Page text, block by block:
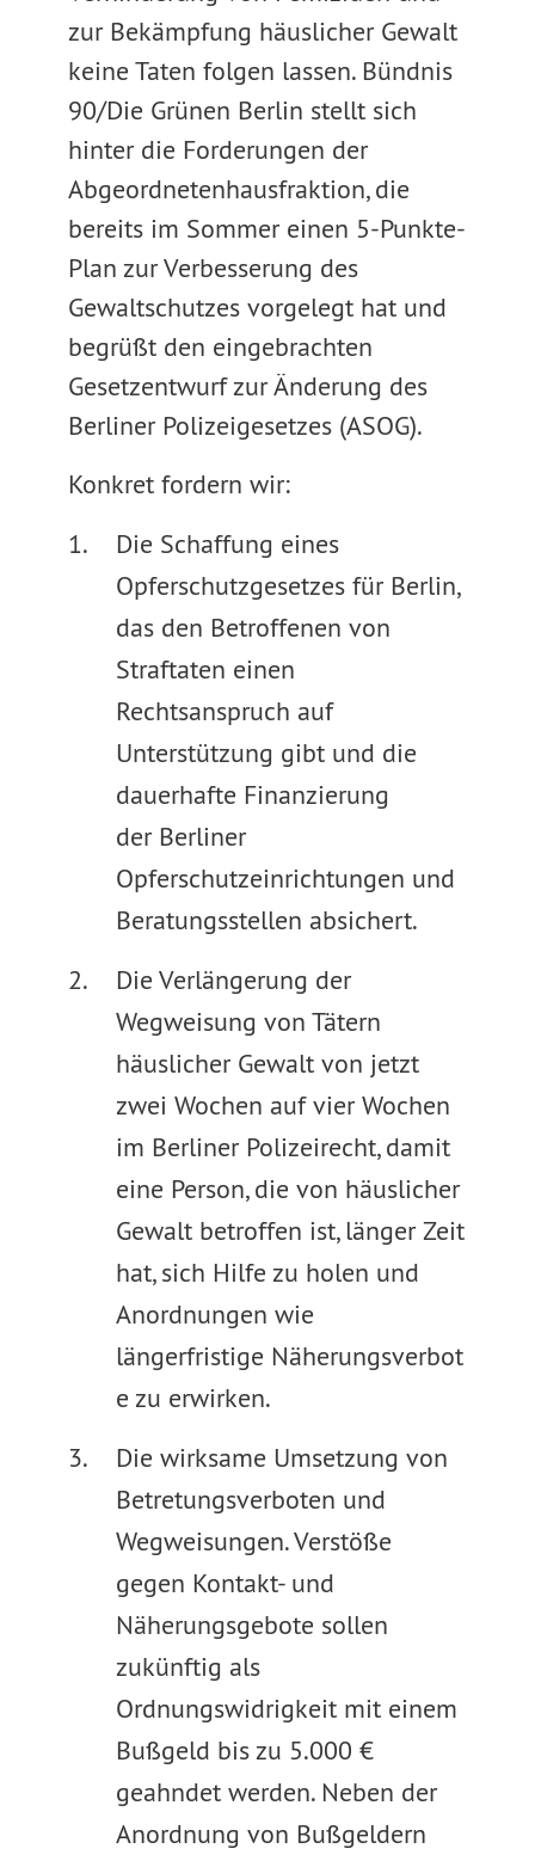
zur Bekämpfung häuslicher Gewalt
keine Taten folgen lassen. Bündnis
90/Die Grünen Berlin stellt sich
hinter die Forderungen der
Abgeordnetenhausfraktion, die
bereits im Sommer einen 5-Punkte-
Plan zur Verbesserung des
Gewaltschutzes vorgelegt hat und
begrüßt den eingebrachten
Gesetzentwurf zur Änderung des
Berliner Polizeigesetzes (ASOG).
Konkret fordern wir:
Die Schaffung eines
Opferschutzgesetzes für Berlin,
das den Betroffenen von
Straftaten einen
Rechtsanspruch auf
Unterstützung gibt und die
dauerhafte Finanzierung
der Berliner
Opferschutzeinrichtungen und
Beratungsstellen absichert.
Die Verlängerung der
Wegweisung von Tätern
häuslicher Gewalt von jetzt
zwei Wochen auf vier Wochen
im Berliner Polizeirecht, damit
eine Person, die von häuslicher
Gewalt betroffen ist, länger Zeit
hat, sich Hilfe zu holen und
Anordnungen wie
längerfristige Näherungsverbot
e zu erwirken.
Die wirksame Umsetzung von
Betretungsverboten und
Wegweisungen. Verstöße
gegen Kontakt- und
Näherungsgebote sollen
zukünftig als
Ordnungswidrigkeit mit einem
Bußgeld bis zu 5.000 €
geahndet werden. Neben der
Anordnung von Bußgeldern